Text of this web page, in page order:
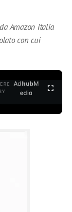
Amazon Italia
con cui
AdhubM
edia